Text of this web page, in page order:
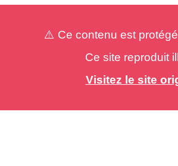
⚠️ Ce contenu est
Ce site reproduit
Visitez le site